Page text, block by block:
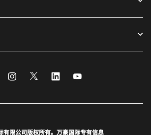
FacebookInstagram
Twitter LinkedIn
限公司版权所有。万豪国际专有信息